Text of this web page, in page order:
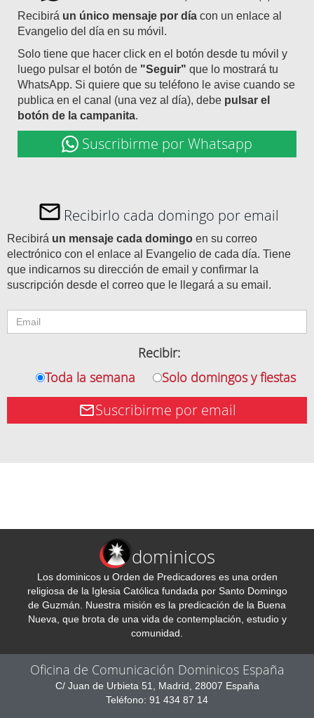
Recibirá un único mensaje por día con un enlace al
Evangelio del día en su móvil.
Solo tiene que hacer click en el botón desde tu móvil y
luego pulsar el botón de "Seguir" que lo mostrará tu
WhatsApp. Si quiere que su teléfono le avise cuando se
publica en el canal (una vez al día), debe pulsar el
botón de la campanita.
Suscribirme por Whatsapp
Recibirlo cada domingo por email
Recibirá un mensaje cada domingo en su correo
electrónico con el enlace al Evangelio de cada día. Tiene
que indicarnos su dirección de email y confirmar la
suscripción desde el correo que le llegará a su email.
Recibir:
Toda la semana
Solo domingos y fiestas
Suscribirme por email
dominicos
Los dominicos u Orden de Predicadores es una orden
religiosa de la Iglesia Católica fundada por Santo Domingo
de Guzmán. Nuestra misión es la predicación de la Buena
Nueva, que brota de una vida de contemplación, estudio y
comunidad.
Oficina de Comunicación Dominicos España
C/ Juan de Urbieta 51, Madrid, 28007 España
Teléfono: 91 434 87 14